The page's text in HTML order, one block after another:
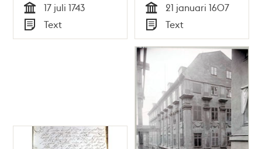
Tid
17 juli 1743
Typ
Text Tid
21 januari 1607
Typ
Text